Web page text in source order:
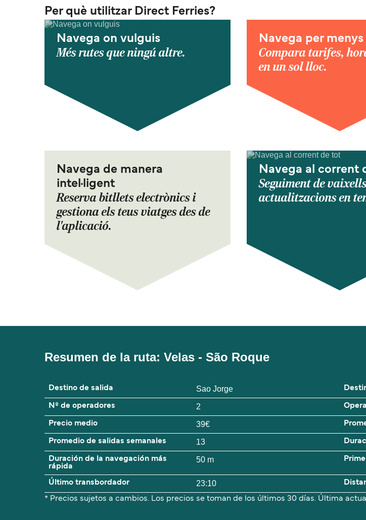
Per què utilitzar Direct Ferries?
Navega on vulguis
Més rutes que ningú altre.
Navega per menys
Compara tarifes,
en un sol lloc.
Navega de manera
intel·ligent
Reserva bitllets electrònics i
gestiona els teus viatges des de
l'aplicació.
Navega al corrent
Seguiment de
actualitzacions en
Resumen de la ruta: Velas - São Roque
Destino de salida Sao Jorge
Nº de operadores 2
Precio medio 39€
Promedio de salidas semanales 13
Duración de la navegación más
rápida
50 m
Último transbordador 23:10
* Precios sujetos a cambios. Los precios se toman de los últimos 30 días. Última